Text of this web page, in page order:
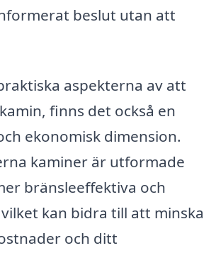
beslut utan att
aspekterna av att
finns det också en
ekonomisk dimension.
kaminer är utformade
bränsleeffektiva och
kan bidra till att minska
och ditt